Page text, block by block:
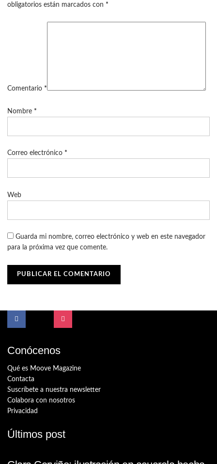
obligatorios están marcados con *
Comentario *
Nombre *
Correo electrónico *
Web
Guarda mi nombre, correo electrónico y web en este navegador
para la próxima vez que comente.
Conócenos
Qué es Moove Magazine
Contacta
Suscríbete a nuestra newsletter
Colabora con nosotros
Privacidad
Últimos post